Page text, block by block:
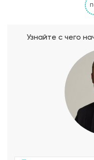
комфортной жизни. В
просторные спальни,
удобство для всей
собираться всей семьей
друзьями. Выход на
воздухом и живописными
"Элеганс" предлагает
автомобиля и удобство
дом имеет собственный
расслабиться и
Проект "Элеганс"
и комфортом. Каждая
потребностей.
Узнайте с чего